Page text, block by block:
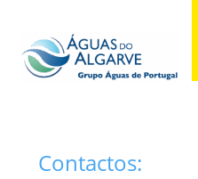
Contactos: